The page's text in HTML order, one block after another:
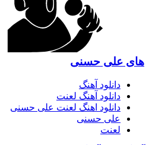
های علی حسنی
دانلود آهنگ
دانلود آهنگ لعنت
دانلود اهنگ لعنت علی حسنی
علی حسنی
لعنت